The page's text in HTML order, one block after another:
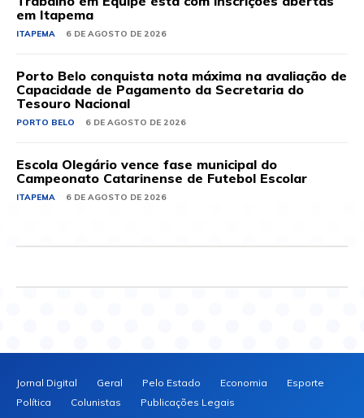
em Itapema
ITAPEMA 6 DE AGOSTO DE 2026
Porto Belo conquista nota máxima na avaliação de
Capacidade de Pagamento da Secretaria do
Tesouro Nacional
PORTO BELO 6 DE AGOSTO DE 2026
Escola Olegário vence fase municipal do
Campeonato Catarinense de Futebol Escolar
ITAPEMA 6 DE AGOSTO DE 2026
Jornal Digital Geral Pelo Estado Economia
Esporte
Política
Colunistas Publicações Legais